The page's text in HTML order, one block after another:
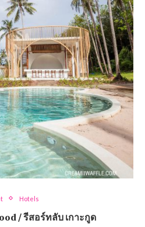
Hotels
/ รีสอร์ทลับ เกาะกูด